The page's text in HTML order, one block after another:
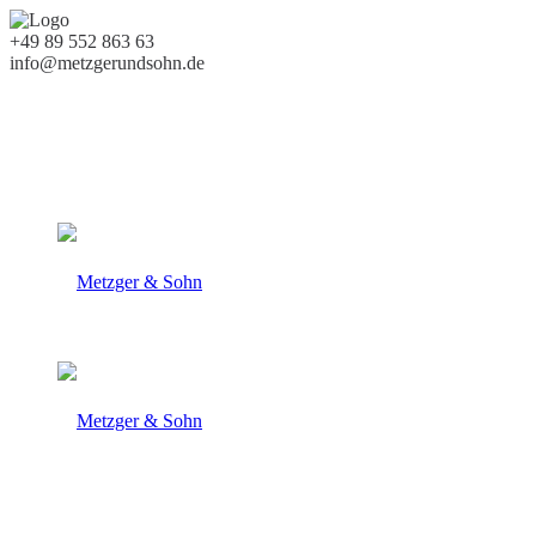
+49 89 552 863 63
info@metzgerundsohn.de